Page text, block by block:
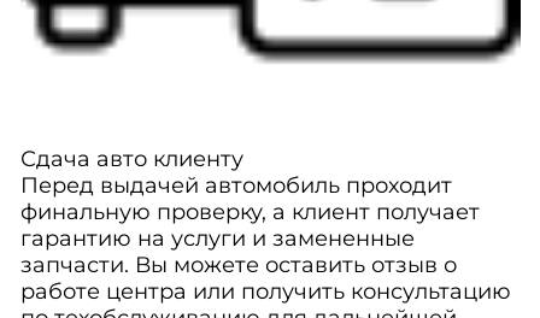
Сдача авто клиенту
Перед выдачей автомобиль проходит
финальную проверку, а клиент получает
гарантию на услуги и замененные
запчасти. Вы можете оставить отзыв о
работе центра или получить консультацию